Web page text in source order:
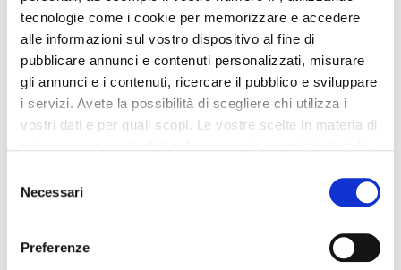
tecnologie come i cookie per memorizzare e accedere
alle informazioni sul vostro dispositivo al fine di
pubblicare annunci e contenuti personalizzati, misurare
gli annunci e i contenuti, ricercare il pubblico e sviluppare
i servizi. Avete la possibilità di scegliere chi utilizza i
vostri dati e per quali scopi. Le vostre scelte in materia di
modificare o revocare il proprio consenso in qualsiasi
momento dalla Dichiarazione sui cookie o facendo clic
delNecessari
Preferenze
trasmessa da DAZN
La serie B inglese è l'ultima novità della nuova piattaforma
dedicata allo sport